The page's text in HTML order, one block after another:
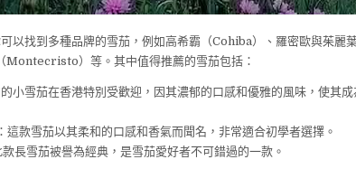
以找到多種品牌的雪茄，例如高希霸（Cohiba）、羅密歐與茱麗
）等。其中值得推薦的雪茄包括：
小雪茄在香港特別受歡迎，因其濃郁的口感和優雅的風味，使其
這款雪茄以其柔和的口感和香氣而聞名，非常適合初學者選擇。
長雪茄被譽為經典，是雪茄愛好者不可錯過的一款。